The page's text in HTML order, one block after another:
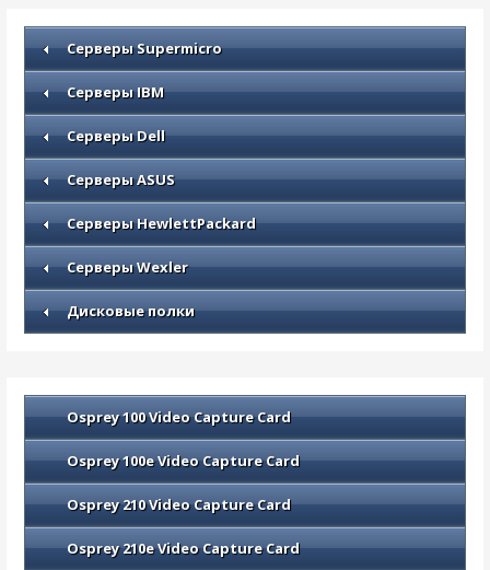
Серверы Supermicro
Серверы IBM
Серверы Dell
Серверы ASUS
Серверы HewlettPackard
Серверы Wexler
Дисковые полки
Osprey 100 Video Capture Card
Osprey 100e Video Capture Card
Osprey 210 Video Capture Card
Osprey 210e Video Capture Card